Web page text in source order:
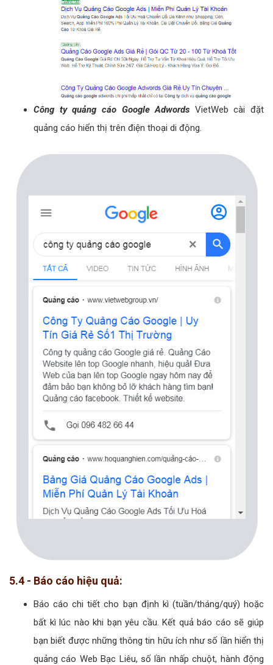
Công ty quảng cáo Google Adwords VietWeb cài đặt
quảng cáo hiển thị trên điện thoại di động.
5.4 - Báo cáo hiệu quả:
Báo cáo chi tiết cho bạn định kì (tuần/tháng/quý) hoặc
bất kì lúc nào khi bạn yêu cầu. Kết quả báo cáo sẽ giúp
bạn biết được những thông tin hữu ích như số lần hiển thị
quảng cáo Web Bạc Liêu, số lần nhấp chuột, hành động